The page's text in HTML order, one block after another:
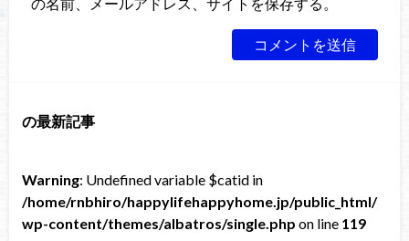
の最新記事
Warning: Undefined variable $catid in
/home/rnbhiro/happylifehappyhome.jp/public_html/
wp-content/themes/albatros/single.php on line 119